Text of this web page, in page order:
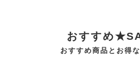
おすすめ
おすすめ商品とお得